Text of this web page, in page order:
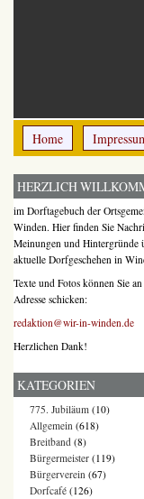
Home
HERZLICH
im Dorftagebuch der
Winden. Hier finden Sie
Meinungen und Hintergründe
aktuelle Dorfgeschehen in
Texte und Fotos können Sie
Adresse schicken:
redaktion@wir-in-winden.de
Herzlichen Dank!
KATEGORIEN
775. Jubiläum (10)
Allgemein (618)
Breitband (8)
Bürgermeister (119)
Bürgerverein (67)
Dorfcafé (126)